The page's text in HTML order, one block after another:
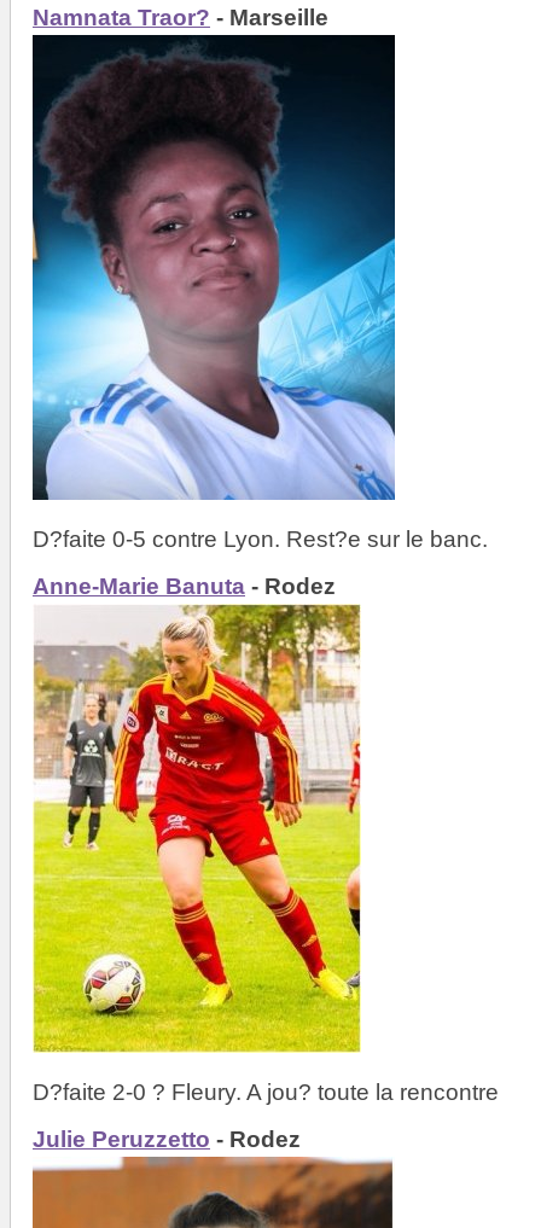
Namnata Traor? - Marseille
D?faite 0-5 contre Lyon. Rest?e sur le banc.
Anne-Marie Banuta - Rodez
D?faite 2-0 ? Fleury. A jou? toute la rencontre
Julie Peruzzetto - Rodez